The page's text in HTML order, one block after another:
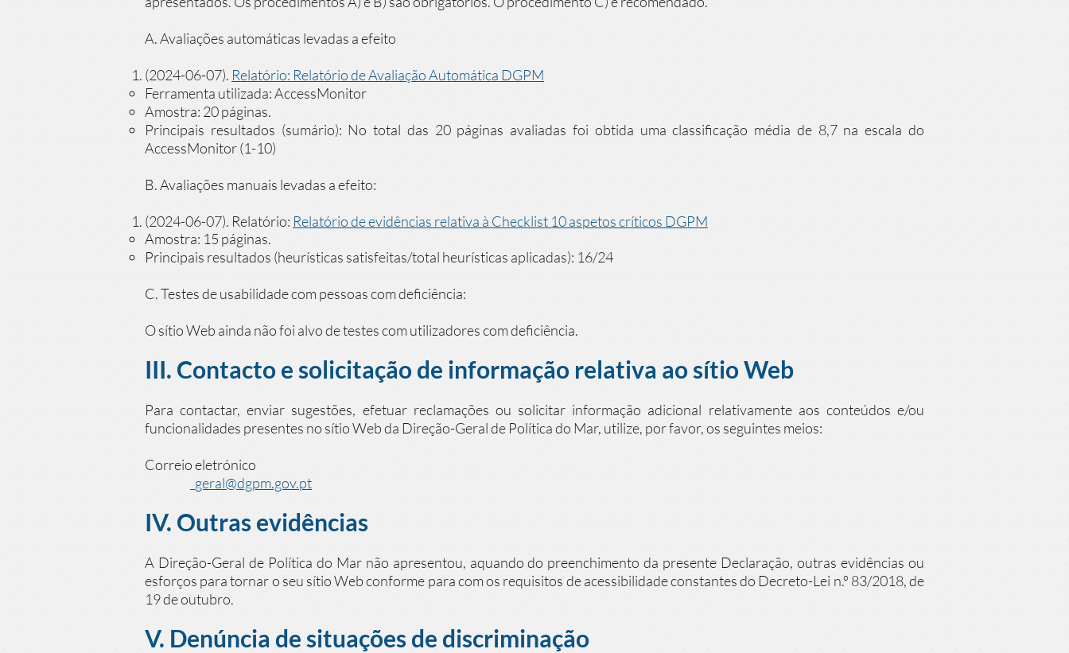
A. Avaliações automáticas levadas a efeito
(2024-06-07). Relatório: Relatório de Avaliação Automática DGPM
Ferramenta utilizada: AccessMonitor
Amostra: 20 páginas.
Principais resultados (sumário): No total das 20 páginas avaliadas foi obtida uma classificação média de 8,7 na escala do
AccessMonitor (1-10)
B. Avaliações manuais levadas a efeito:
(2024-06-07). Relatório: Relatório de evidências relativa à Checklist 10 aspetos críticos DGPM
Amostra: 15 páginas.
Principais resultados (heurísticas satisfeitas/total heurísticas aplicadas): 16/24
C. Testes de usabilidade com pessoas com deficiência:
O sítio Web ainda não foi alvo de testes com utilizadores com deficiência.
III. Contacto e solicitação de informação relativa ao sítio Web
Para contactar, enviar sugestões, efetuar reclamações ou solicitar informação adicional relativamente aos conteúdos e/ou
funcionalidades presentes no sítio Web da Direção-Geral de Política do Mar, utilize, por favor, os seguintes meios:
Correio eletrónico
geral@dgpm.gov.pt
IV. Outras evidências
A Direção-Geral de Política do Mar não apresentou, aquando do preenchimento da presente Declaração, outras evidências ou
esforços para tornar o seu sítio Web conforme para com os requisitos de acessibilidade constantes do Decreto-Lei n.º 83/2018, de
19 de outubro.
V. Denúncia de situações de discriminação